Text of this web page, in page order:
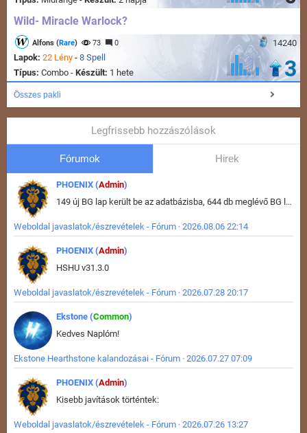
Wild- Miracle Warlock?
14240
Alfons (Rare) 73 0
Lapok: 22 Lény - 8 Spell
Típus: Combo - Készült: 1 hete 3
Összes pakli
Legfrissebb hozzászólások
Fórumok Hirek
PHOENIX (Admin)
149 új BG lap került be az adatbázisba, 644 db meglévő BG lap módosult, bekerültek az új képek a megváltozott lapokhoz is.
Weboldal javaslatok/észrevételek - Fórum · 2026.08.06 22:14
PHOENIX (Admin)
HSHU v31.3.0
Weboldal javaslatok/észrevételek - Fórum · 2026.07.28 20:17
Ekstone (Common)
Kedves Naplóm!
Ekstone Hearthstone kalandozásai - Fórum · 2026.07.27 07:09
PHOENIX (Admin)
Kisebb javítások történtek:
Weboldal javaslatok/észrevételek - Fórum · 2026.07.26 13:27